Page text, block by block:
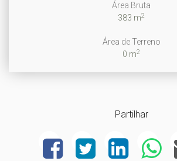
Área Bruta
383 m2
Área de Terreno
0 m2
Partilhar